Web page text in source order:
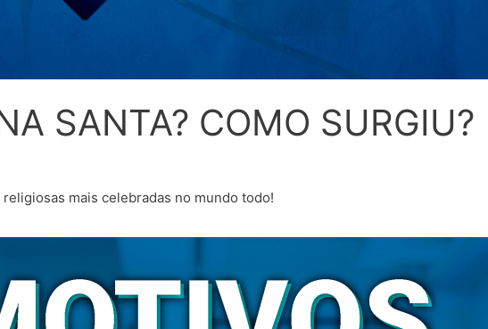
SANTA? COMO SURGIU?
mais celebradas no mundo todo!